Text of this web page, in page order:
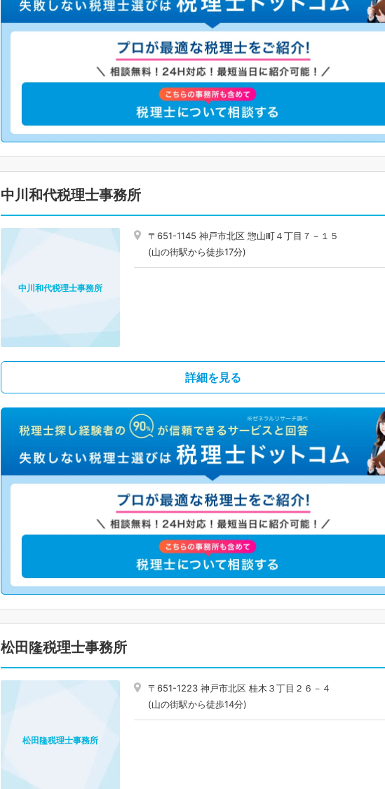
中川和代税理士事務所
〒651-1145 神戸市北区 惣山町４丁目７－１５
(山の街駅から徒歩17分)
中川和代税理士事務所
詳細を見る
松田隆税理士事務所
〒651-1223 神戸市北区 桂木３丁目２６－４
(山の街駅から徒歩14分)
松田隆税理士事務所